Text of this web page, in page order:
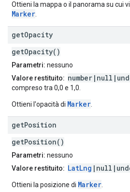
Ottieni la mappa o il panorama su cui
Marker.
getOpacity
getOpacity()
Parametri: nessuno
Valore restituito:
compreso tra 0,0 e 1,0.
Ottieni l'opacità di Marker.
getPosition
getPosition()
Parametri: nessuno
Valore restituito: LatLng
Ottieni la posizione di Marker.